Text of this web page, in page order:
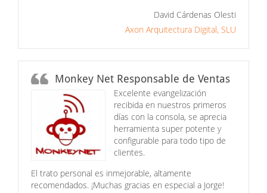
David Cárdenas Olesti
Axon Arquitectura Digital, SLU
Monkey Net Responsable de Ventas
Excelente evangelización
recibida en nuestros primeros
días con la consola, se aprecia
herramienta super potente y
configurable para todo tipo de
clientes.
El trato personal es inmejorable, altamente
recomendados. ¡Muchas gracias en especial a Jorge!